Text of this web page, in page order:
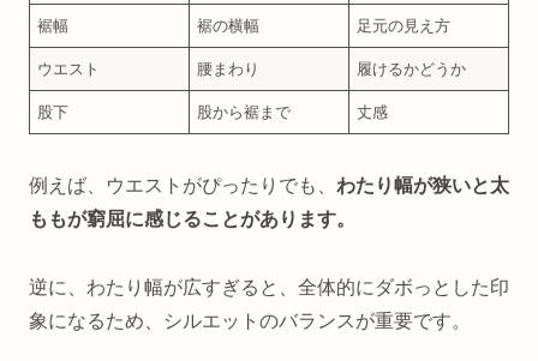
裾幅 裾の横幅 足元の見え方
ウエスト 腰まわり 履けるかどうか
股下 股から裾まで 丈感
例えば、ウエストがぴったりでも、 わたり幅が狭いと太
ももが窮屈に感じることがあります。
逆に、わたり幅が広すぎると、全体的にダボっとした印
象になるため、シルエットのバランスが重要です。